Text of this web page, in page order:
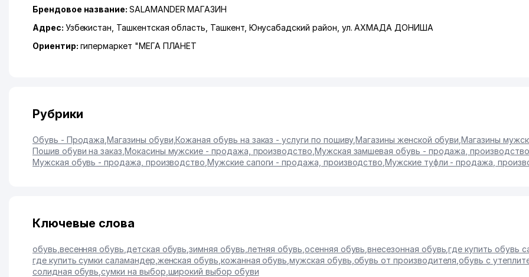
Брендовое название: SALAMANDER МАГАЗИН
Адрес: Узбекистан, Ташкентская область Ташкент, Юнусабадский район ул. АХМАДА ДОНИША
Ориентир: гипермаркет "МЕГА ПЛАНЕТ
Рубрики
Обувь - Продажа ,Магазины обуви ,Кожаная обувь на заказ - услуги по пошиву,Магазины женской обуви ,Магазины
Пошив обуви на заказ Мокасины мужские - продажа, производство Мужская замшевая обувь - продажа, производство
Мужская обувь - продажа, производство ,Мужские сапоги - продажа, производство ,Мужские туфли - продажа,
Ключевые слова
обувь весенняя обувь детская обувь ,зимняя обувь летняя обувь осенняя обувь ,внесезонная обувь ,где купить обувь
где купить сумки саламандер женская обувь кожанная обувь ,мужская обувь обувь от производителя ,обувь с
солидная обувь ,сумки на выбор широкий выбор обуви